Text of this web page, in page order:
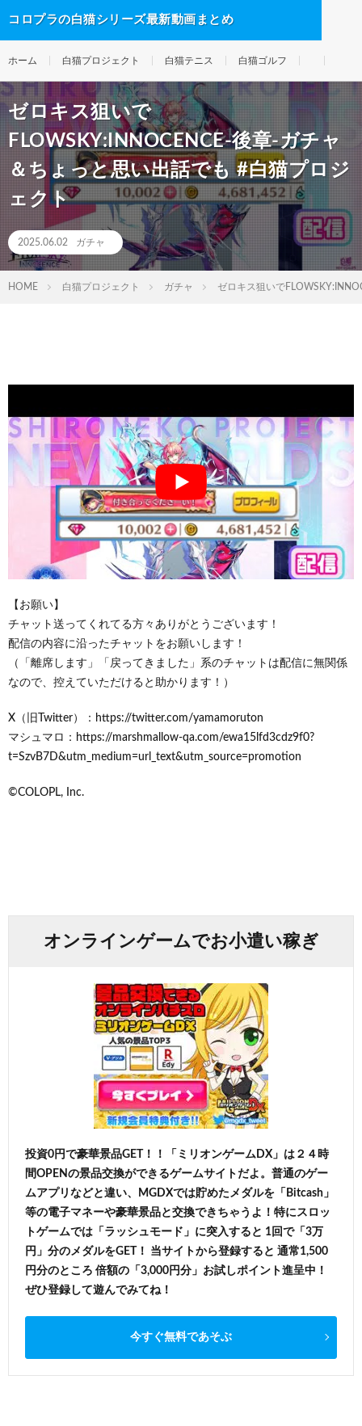
コロプラの白猫シリーズ最新動画まとめ
ホーム 白猫プロジェクト 白猫テニス 白猫ゴルフ
ゼロキス狙いで
FLOWSKY:INNOCENCE-後章-ガチャ
＆ちょっと思い出話でも #白猫プロジ
ェクト
2025.06.02 ガチャ
HOME 白猫プロジェクト ガチャ ゼロキス狙いで
【お願い】
チャット送ってくれてる方々ありがとうございます！
配信の内容に沿ったチャットをお願いします！
（「離席します」「戻ってきました」系のチャットは配信に無関係
なので、控えていただけると助かります！）
X（旧Twitter）：https://twitter.com/yamamoruton
マシュマロ：https://marshmallow-qa.com/ewa15lfd3cdz9f0?
t=SzvB7D&utm_medium=url_text&utm_source=promotion
©COLOPL, Inc.
オンラインゲームでお小遣い稼ぎ
投資0円で豪華景品GET！！「ミリオンゲームDX」は２４時
間OPENの景品交換ができるゲームサイトだよ。普通のゲー
ムアプリなどと違い、MGDXでは貯めたメダルを「Bitcash」
等の電子マネーや豪華景品と交換できちゃうよ！特にスロッ
トゲームでは「ラッシュモード」に突入すると 1回で「3万
円」分のメダルをGET！ 当サイトから登録すると 通常1,500
円分のところ 倍額の「3,000円分」お試しポイント進呈中！
ぜひ登録して遊んでみてね！
今すぐ無料であそぶ